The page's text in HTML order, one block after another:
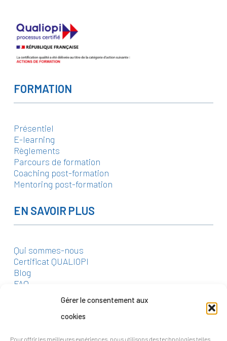
Gérer le consentement aux
cookies
Pour offrir les meilleures expériences, nous utilisons des technologies telles
FORMATION
Présentiel
E-learning
Règlements
Parcours de formation
Coaching post-formation
Mentoring post-formation
EN SAVOIR PLUS
Qui sommes-nous
Certificat QUALIOPI
Blog
FAQ